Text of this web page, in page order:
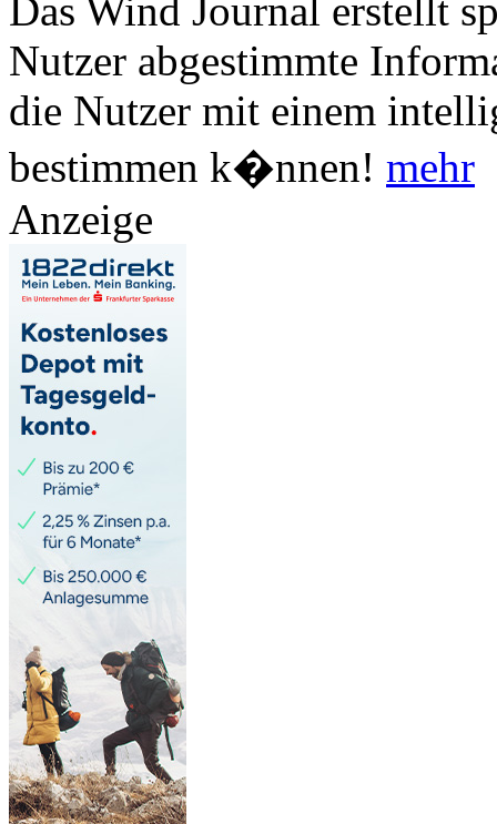
Das Wind Journal erstellt
Nutzer abgestimmte
die Nutzer mit einem
bestimmen k�nnen! mehr
Anzeige